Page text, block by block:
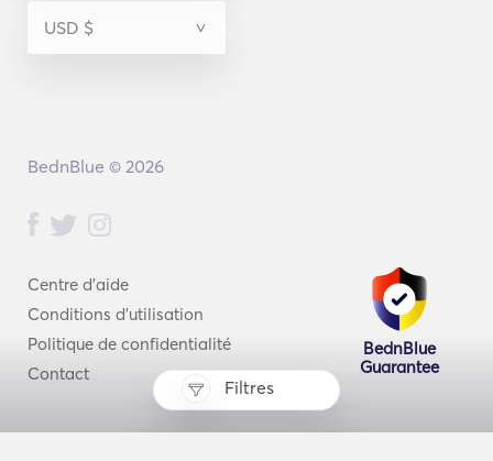
Filtres
Centre d'aide
Conditions d'utilisation
Politique de confidentialité
Contact
BednBlue
Guarantee
BednBlue © 2026